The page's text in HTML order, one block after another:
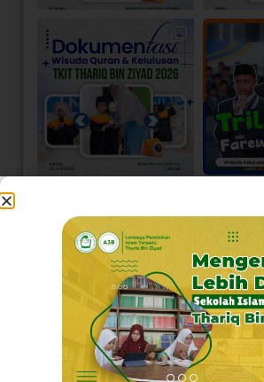
Visi Kami